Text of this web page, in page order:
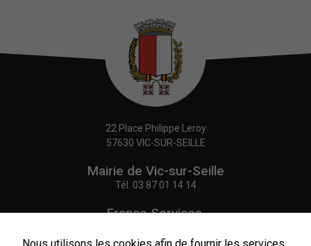
22 Place Philippe Leroy
57630 VIC-SUR-SEILLE
Mairie de Vic-sur-Seille
Tél. 03 87 01 14 14
France Services,
Tél.03 87 86 41 48